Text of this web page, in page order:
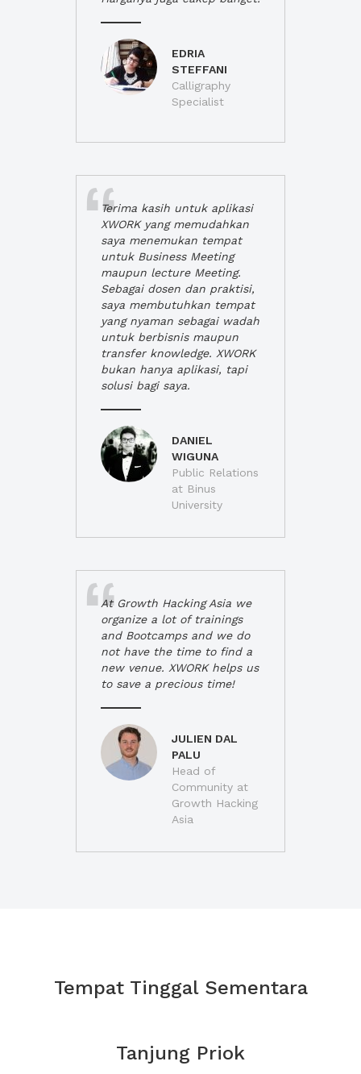
EDRIA
STEFFANI
Calligraphy
Specialist
Terima kasih untuk aplikasi
XWORK yang memudahkan
saya menemukan tempat
untuk Business Meeting
maupun lecture Meeting.
Sebagai dosen dan praktisi,
saya membutuhkan tempat
yang nyaman sebagai wadah
untuk berbisnis maupun
transfer knowledge. XWORK
bukan hanya aplikasi, tapi
solusi bagi saya.
DANIEL
WIGUNA
Public Relations
at Binus
University
At Growth Hacking Asia we
organize a lot of trainings
and Bootcamps and we do
not have the time to find a
new venue. XWORK helps us
to save a precious time!
JULIEN DAL
PALU
Head of
Community at
Growth Hacking
Asia
Tempat Tinggal Sementara
Tanjung Priok